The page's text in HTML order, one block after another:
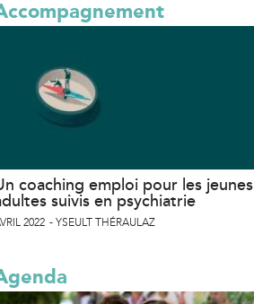
coaching emploi pour les jeunes
suivis en psychiatrie
2022 YSEULT THÉRAULAZ